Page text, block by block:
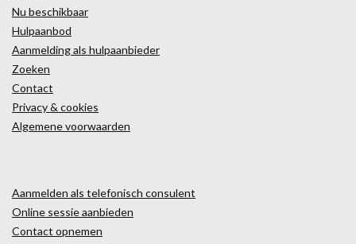
Nu beschikbaar
Hulpaanbod
Aanmelding als hulpaanbieder
Zoeken
Contact
Privacy & cookies
Algemene voorwaarden
Aanmelden als telefonisch consulent
Online sessie aanbieden
Contact opnemen